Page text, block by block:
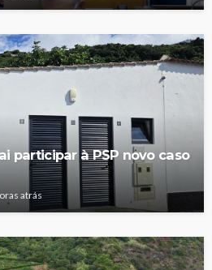
participar à PSP novo caso
atrás